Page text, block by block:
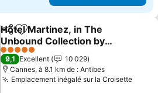
PartagerAjouter à mes favoris
Hôtel Martinez, in The
Unbound Collection by
Hyatt
Consulter les prix
5 Étoiles
9,1 Excellent
10 029
Cannes, à 8.1 km de : Antibes
Emplacement inégalé sur la Croisette